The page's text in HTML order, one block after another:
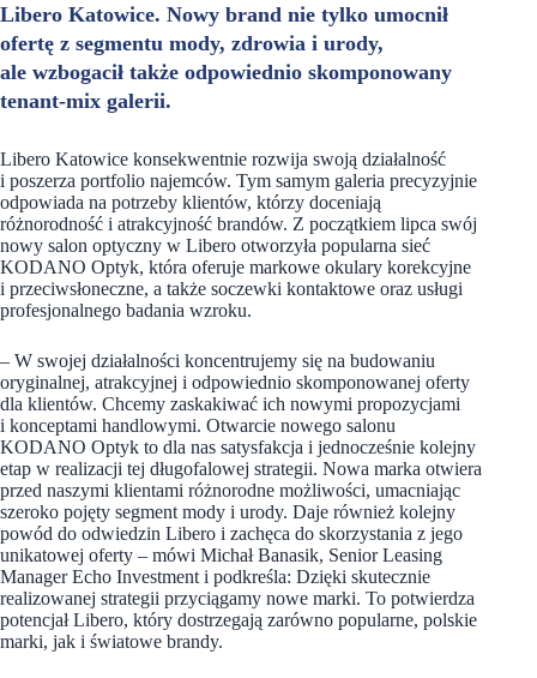
Libero Katowice. Nowy brand nie tylko umocnił
ofertę z segmentu mody, zdrowia i urody,
ale wzbogacił także odpowiednio skomponowany
tenant-mix galerii.
Libero Katowice konsekwentnie rozwija swoją działalność
i poszerza portfolio najemców. Tym samym galeria precyzyjnie
odpowiada na potrzeby klientów, którzy doceniają
różnorodność i atrakcyjność brandów. Z początkiem lipca swój
nowy salon optyczny w Libero otworzyła popularna sieć
KODANO Optyk, która oferuje markowe okulary korekcyjne
i przeciwsłoneczne, a także soczewki kontaktowe oraz usługi
profesjonalnego badania wzroku.
– W swojej działalności koncentrujemy się na budowaniu
oryginalnej, atrakcyjnej i odpowiednio skomponowanej oferty
dla klientów. Chcemy zaskakiwać ich nowymi propozycjami
i konceptami handlowymi. Otwarcie nowego salonu
KODANO Optyk to dla nas satysfakcja i jednocześnie kolejny
etap w realizacji tej długofalowej strategii. Nowa marka otwiera
przed naszymi klientami różnorodne możliwości, umacniając
szeroko pojęty segment mody i urody. Daje również kolejny
powód do odwiedzin Libero i zachęca do skorzystania z jego
unikatowej oferty – mówi Michał Banasik, Senior Leasing
Manager Echo Investment i podkreśla: Dzięki skutecznie
realizowanej strategii przyciągamy nowe marki. To potwierdza
potencjał Libero, który dostrzegają zarówno popularne, polskie
marki, jak i światowe brandy.